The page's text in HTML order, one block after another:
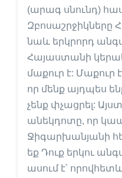
(արագ սնունդ)
Զբոսաշրջիկները
նաև երկրորդ
Հայաստանի
մաքուր է: Մաքուր
որ մենք այդպես
չենք փչացրել:
անեկդոտը, որ
Ջիգարխանյանի
եք Դուք երկու
ասում է՝